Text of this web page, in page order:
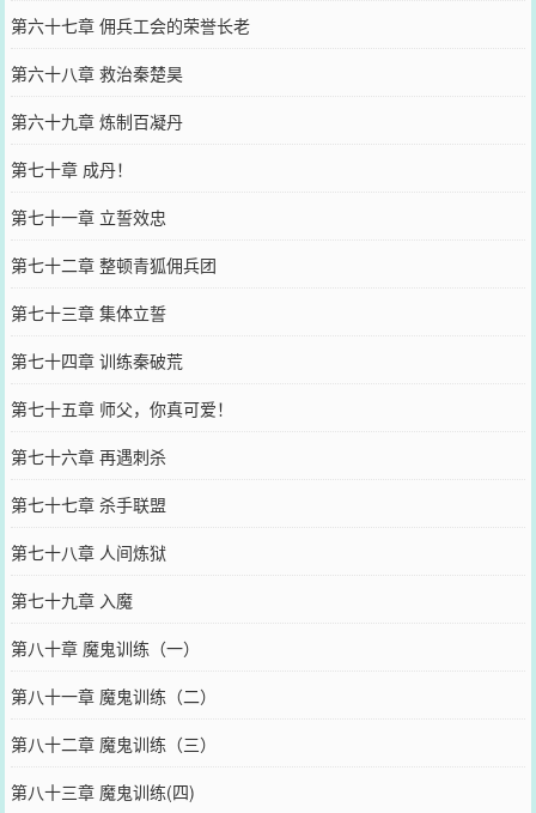
第六十七章 佣兵工会的荣誉长老
第六十八章 救治秦楚昊
第六十九章 炼制百凝丹
第七十章 成丹！
第七十一章 立誓效忠
第七十二章 整顿青狐佣兵团
第七十三章 集体立誓
第七十四章 训练秦破荒
第七十五章 师父，你真可爱！
第七十六章 再遇刺杀
第七十七章 杀手联盟
第七十八章 人间炼狱
第七十九章 入魔
第八十章 魔鬼训练（一）
第八十一章 魔鬼训练（二）
第八十二章 魔鬼训练（三）
第八十三章 魔鬼训练(四)